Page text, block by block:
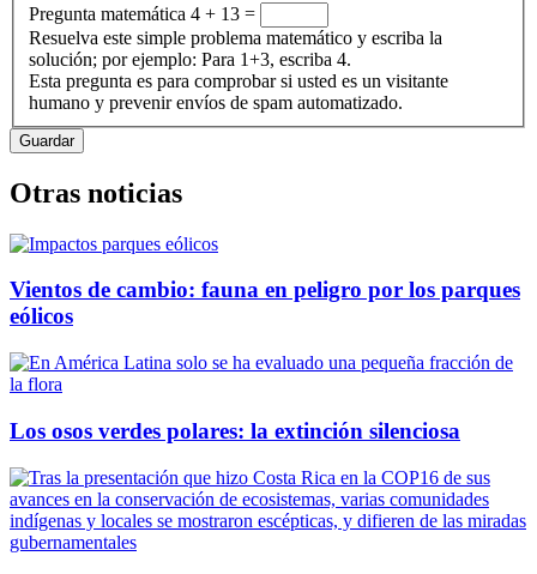
Pregunta matemática 4 + 13 =
Resuelva este simple problema matemático y escriba la
solución; por ejemplo: Para 1+3, escriba 4.
Esta pregunta es para comprobar si usted es un visitante
humano y prevenir envíos de spam automatizado.
Otras noticias
Vientos de cambio: fauna en peligro por los parques
eólicos
Los osos verdes polares: la extinción silenciosa